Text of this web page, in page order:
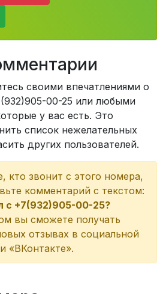
своими впечатлениями о
00-25 или любыми
у вас есть. Это
список нежелательных
других пользователей.
кто звонит с этого номера,
комментарий с текстом:
с +7(932)905-00-25?
вы сможете получать
отзывах в социальной
«ВКонтакте».